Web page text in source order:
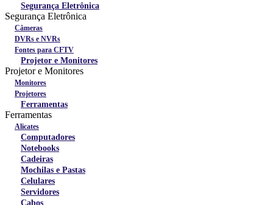
Segurança Eletrônica
Segurança Eletrônica
Câmeras
DVRs e NVRs
Fontes para CFTV
Projetor e Monitores
Projetor e Monitores
Monitores
Projetores
Ferramentas
Ferramentas
Alicates
Computadores
Notebooks
Cadeiras
Mochilas e Pastas
Celulares
Servidores
Cabos